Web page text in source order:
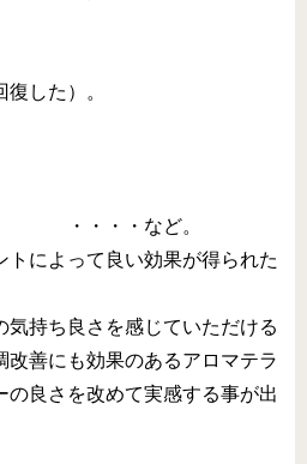
復した）。
。 ・・・・など。
トによって良い効果が得られた
気持ち良さを感じていただける
改善にも効果のあるアロマテラ
の良さを改めて実感する事が出